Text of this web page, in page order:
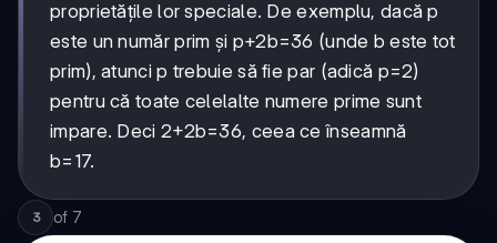
proprietățile lor speciale. De exemplu, dacă p
este un număr prim și p+2b=36 (unde b este tot
prim), atunci p trebuie să fie par (adică p=2)
pentru că toate celelalte numere prime sunt
impare. Deci 2+2b=36, ceea ce înseamnă
b=17.
3 of 7